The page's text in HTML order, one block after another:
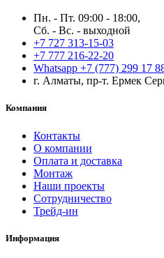
Пн. - Пт. 09:00 - 18:00,
Сб. - Вс. - выходной
+7 727 313-15-03
+7 777 216-22-20
Whatsapp +7 (777) 299 17
г. Алматы, пр-т. Ермек
Компания
Контакты
О компании
Оплата и доставка
Монтаж
Наши проекты
Сотрудничество
Трейд-ин
Информация